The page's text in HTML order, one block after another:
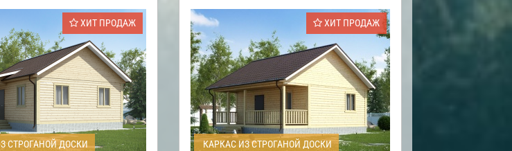
ХИТ ПРОДАЖ
СТРОГАНОЙ ДОСКИ
ХИТ ПРОДАЖ
КАРКАС ИЗ СТРОГАНОЙ ДОСКИ